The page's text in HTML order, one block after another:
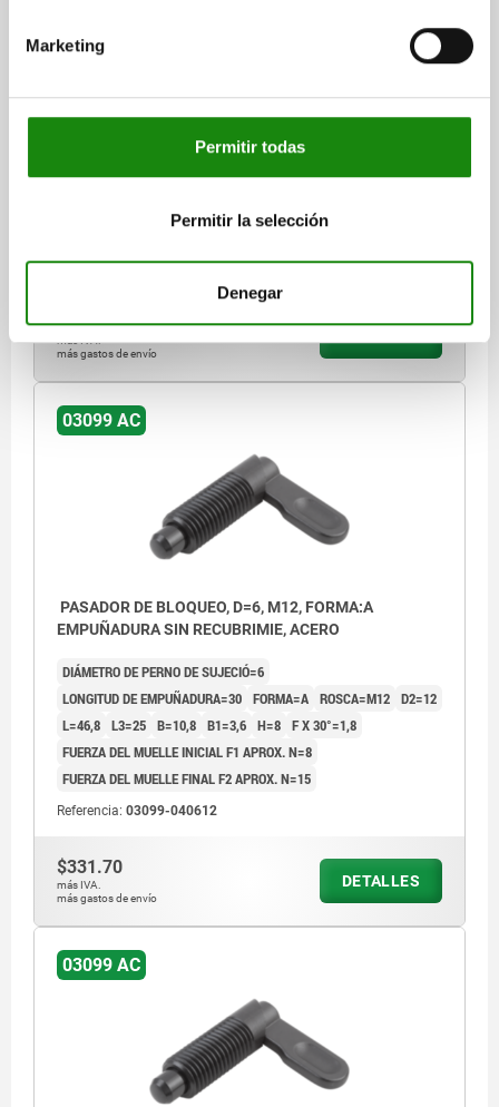
Marketing
Permitir todas
Permitir la selección
Denegar
LONGITUD DE EMPUÑADURA=30
FORMA=A
L=46,8 L3=25 B=10,8 B1=3,6 H=8 F X 30°=1,3
FUERZA DEL MUELLE FINAL F2 APROX. N=15
Referencia:03099-040512
$331.70
más IVA.
más gastos de envío
03099 AC
PASADOR DE BLOQUEO, D=6, M12, FORMA:A
EMPUÑADURA SIN RECUBRIMIE, ACERO
DIÁMETRO DE PERNO DE SUJECIÓ=6
LONGITUD DE EMPUÑADURA=30 FORMA=A ROSCA=M12 D2=12
L=46,8 L3=25 B=10,8 B1=3,6 H=8 F X 30°=1,8
FUERZA DEL MUELLE INICIAL F1 APROX. N=8
FUERZA DEL MUELLE FINAL F2 APROX. N=15
Referencia: 03099-040612
$331.70
más IVA.
más gastos de envío
DETALLES
03099 AC